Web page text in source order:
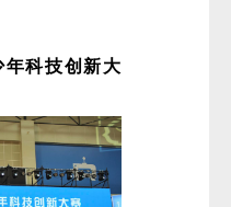
科技创新大